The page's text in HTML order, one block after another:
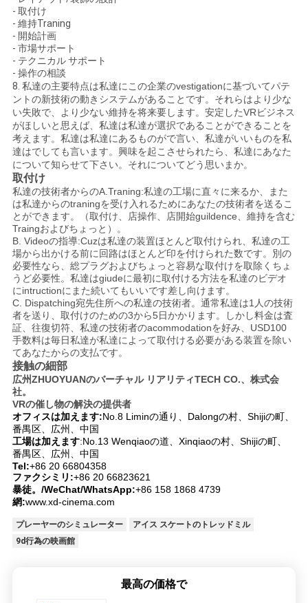
- 取付け
- 維持Traning
- 開始計画
- 市場サポート
- テクニカル サポート
- 操作の相談
8. 私達の主要特点は私達にこの企業のvestigationに基づいてパテ
ントの新技術の動きシステムがあることです。それらはより少な
い失敗で、より少ない維持を将来要します。安定したVRビジネス
がほしいと思えば、私達は私達が選択であることができることを
考えます。私達は私達にあるものがで言い、私達がいいものを私
達はでしても言います。興味を起こさせられたら、私達にあなた
について知らせて下さい。それについてどう思いまか。
取付け
私達の技術者からのA.Traning:私達の工場に直々に来るか、また
は私達からのtraningを受け入れるためにあなたの技術者を送るこ
とができます。（取付け、店操作、店開始guildence、維持を含む
Traingおよびちょっと）。
B. Videoの指導:Cuzは私達の装置ほとんど取付けられ、私達の工
場から出かける前に回路はほとんど印を付けられた数です。別の
必要性なら、総プラグおよびちょっと容易な取付けを取除くちょ
うど必要性。私達はgiudeに最初に取付ける方法を私達のビデオ
にintructionにまた続いてもいいです差し向けます。
C. Dispatching宛先住所への私達の技術者。通常私達は1人の技術
者を送り、取付けのための3から5日かかります。しかし料金は査
証、往復切符、私達の技術者のacommodationを好み、USD100
手数料は毎日私達が私達によって取付ける必要がある装置を除い
てあなたからの支払です。
接触の細部
広州ZHUOYUANのバーチャル リアリティTECH CO.、株式会
社。
VRの催し物の解決の提供者
オフィスは加えます:No.8 Liminの通り、Dalongの村、Shijiの町、
番禺区、広州、中国
工場は加えます:No.13 Wenqiaoの道、Xinqiaoの村、Shijiの町、
番禺区、広州、中国
Tel:+86 20 66804358
ファクシミリ:+86 20 66823621
暴徒。/WeChat/WhatsApp:+86 158 1868 4739
網:www.xd-cinema.com
プレーヤーのシミュレーター
アイス スケートのトレッドミル
9d行為の映画館
最高の価格で